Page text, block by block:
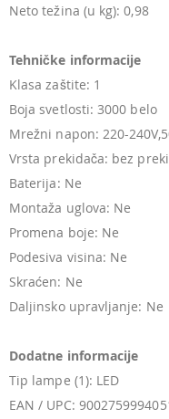
Neto težina (u kg): 0,98
Tehničke informacije
Klasa zaštite: 1
Boja svetlosti: 3000 belo
Mrežni napon: 220-
Vrsta prekidača: bez
Baterija: Ne
Montaža uglova: Ne
Promena boje: Ne
Podesiva visina: Ne
Skraćen: Ne
Daljinsko upravljanje: Ne
Dodatne informacije
Tip lampe (1): LED
EAN / UPC: